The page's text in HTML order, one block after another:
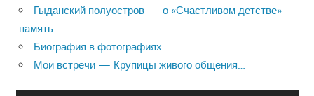
Гыданский полуостров — о «Счастливом детстве»
память
Биография в фотографиях
Мои встречи — Крупицы живого общения…